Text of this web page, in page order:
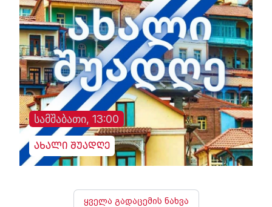
სამშაბათი, 13:00
ახალი შუადღე
ყველა გადაცემის ნახვა